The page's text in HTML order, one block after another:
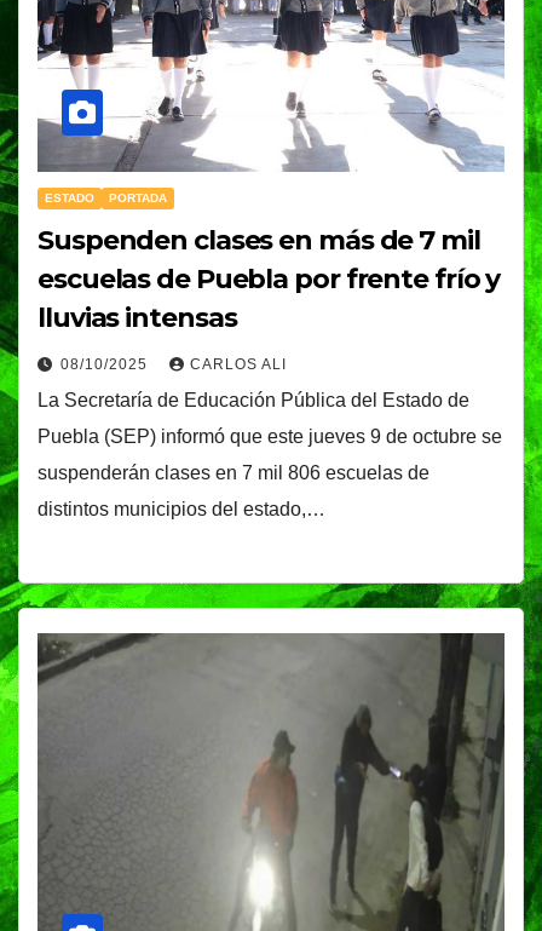
ESTADO PORTADA
Suspenden clases en más de 7 mil
escuelas de Puebla por frente frío y
lluvias intensas
08/10/2025 CARLOS ALI
La Secretaría de Educación Pública del Estado de
Puebla (SEP) informó que este jueves 9 de octubre se
suspenderán clases en 7 mil 806 escuelas de
distintos municipios del estado,…